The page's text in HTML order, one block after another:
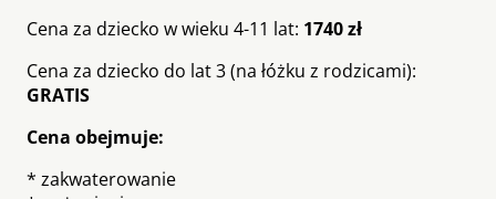
Cena za dziecko w wieku 4-11 lat: 1740 zł
Cena za dziecko do lat 3 (na łóżku z rodzicami):
GRATIS
Cena obejmuje:
* zakwaterowanie